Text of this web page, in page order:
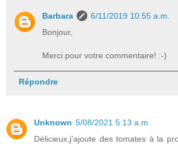
Barbara
6/11/2019 10:55 a.m.
Bonjour,
Merci pour votre commentaire! :-)
Répondre
Unknown 5/08/2021 5:13 a.m.
Délicieux,j'ajoute des tomates à la